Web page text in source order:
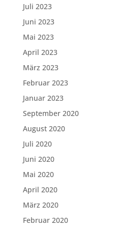
Juli 2023
Juni 2023
Mai 2023
April 2023
März 2023
Februar 2023
Januar 2023
September 2020
August 2020
Juli 2020
Juni 2020
Mai 2020
April 2020
März 2020
Februar 2020